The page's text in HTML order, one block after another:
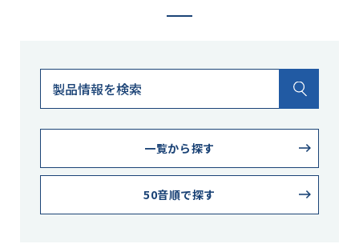
一覧から探す
50音順で探す